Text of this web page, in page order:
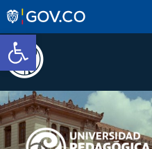
Abrir barra de herramientas
Saltar
al
contenido